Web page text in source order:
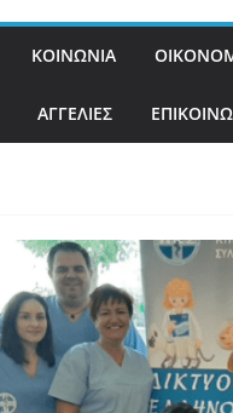
ΚΟΙΝΩΝΙΑ
ΑΓΓΕΛΙΕΣ